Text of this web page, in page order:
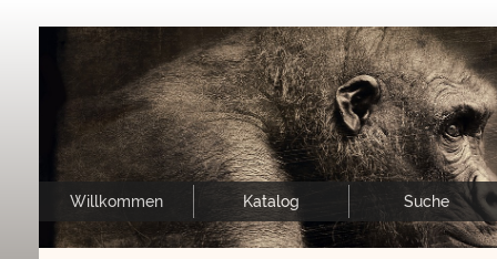
Willkommen Katalog Suche